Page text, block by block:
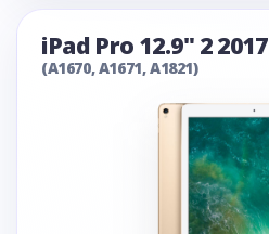
iPad Pro 12.9" 2 2017
(A1670, A1671, A1821)